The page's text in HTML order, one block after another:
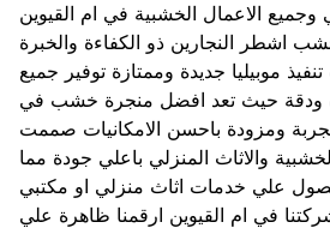
وجميع الاعمال الخشبية في ام القيوين
اشطر النجارين ذو الكفاءة والخبرة
موبيليا جديدة وممتازة توفير جميع
ودقة حيث تعد افضل منجرة خشب في
ومزودة باحسن الامكانيات صممت
والاثاث المنزلي باعلي جودة مما
علي خدمات اثاث منزلي او مكتبي
في ام القيوين ارقمنا ظاهرة علي